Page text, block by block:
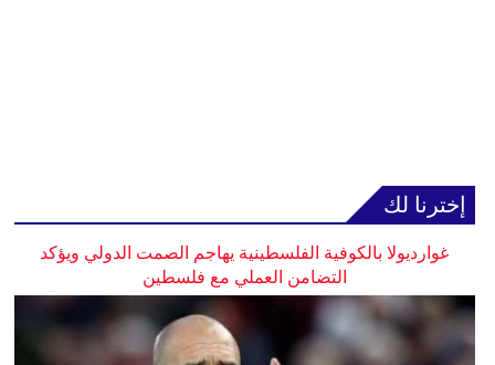
إخترنا لك
غوارديولا بالكوفية الفلسطينية يهاجم الصمت الدولي ويؤكد
التضامن العملي مع فلسطين